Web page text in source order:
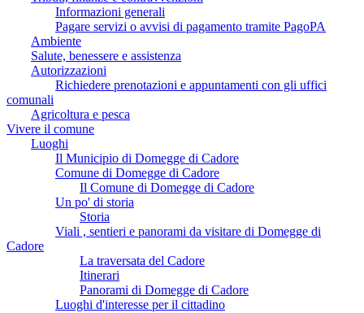
Informazioni generali
Pagare servizi o avvisi di pagamento tramite PagoPA
Ambiente
Salute, benessere e assistenza
Autorizzazioni
Richiedere prenotazioni e appuntamenti con gli uffici
comunali
Agricoltura e pesca
Vivere il comune
Luoghi
Il Municipio di Domegge di Cadore
Comune di Domegge di Cadore
Il Comune di Domegge di Cadore
Un po' di storia
Storia
Viali , sentieri e panorami da visitare di Domegge di
Cadore
La traversata del Cadore
Itinerari
Panorami di Domegge di Cadore
Luoghi d'interesse per il cittadino